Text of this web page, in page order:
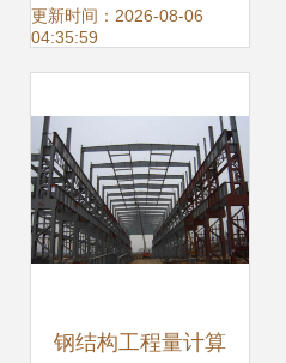
工程与服务典范
更新时间：2026-08-06
04:35:59
钢结构工程量计算